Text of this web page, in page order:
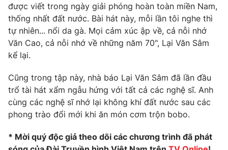
® Cấm sao chép dưới mọi hình thức nếu không có sự chấp
thuận bằng văn bản. Ghi rõ nguồn VTV.vn khi phát hành lại
thông tin từ website này.
được viết trong ngày giải phóng hoàn toàn miền Nam,
thống nhất đất nước. Bài hát này, mỗi lần tôi nghe thì
tự nhiên... nổi da gà. Mọi cảm xúc ập về, cả nỗi nhớ
Văn Cao, cả nỗi nhớ về những năm 70", Lại Văn Sâm
kể lại.
Cũng trong tập này, nhà báo Lại Văn Sâm đã lần đầu
trổ tài hát xẩm ngẫu hứng với tất cả các nghệ sĩ. Anh
cùng các nghệ sĩ nhớ lại không khí đất nước sau các
phong trào đổi mới khi ăn món cơm trộn bobo.
* Mời quý độc giả theo dõi các chương trình đã phát